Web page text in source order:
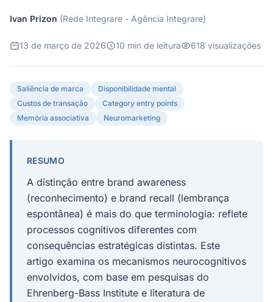
Ivan Prizon (Rede Integrare - Agência Integrare)
13 de março de 2026 10 min de leitura 618 visualizações
Saliência de marca
Disponibilidade mental
Custos de transação
Category entry points
Memória associativa
Neuromarketing
RESUMO
A distinção entre brand awareness
(reconhecimento) e brand recall (lembrança
espontânea) é mais do que terminologia: reflete
processos cognitivos diferentes com
consequências estratégicas distintas. Este
artigo examina os mecanismos neurocognitivos
envolvidos, com base em pesquisas do
Ehrenberg-Bass Institute e literatura de